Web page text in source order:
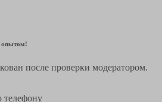
опытом!
после проверки модератором.
телефону